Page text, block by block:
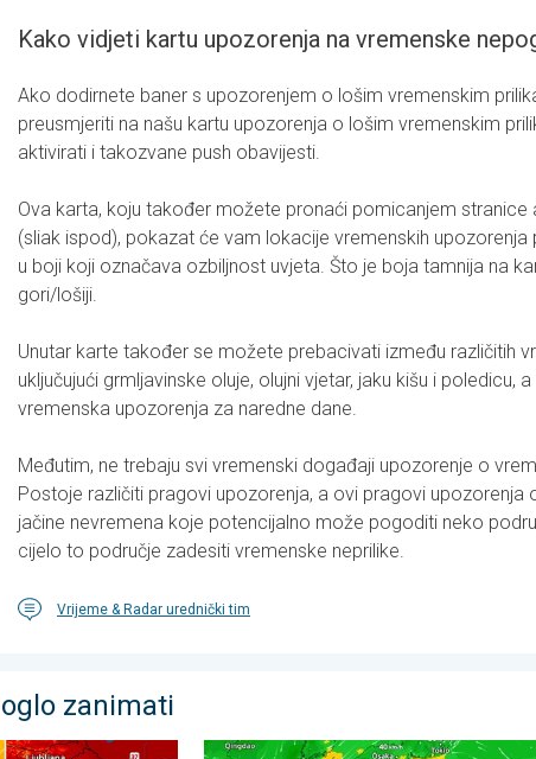
Kako vidjeti kartu upozorenja na vremenske
Ako dodirnete baner s upozorenjem o lošim vremenskim
preusmjeriti na našu kartu upozorenja o lošim vremenskim
aktivirati i takozvane push obavijesti.
Ova karta, koju također možete pronaći pomicanjem stranice
(sliak ispod), pokazat će vam lokacije vremenskih
u boji koji označava ozbiljnost uvjeta. Što je boja tamnija na
gori/lošiji.
Unutar karte također se možete prebacivati ​​između različitih
uključujući grmljavinske oluje, olujni vjetar, jaku kišu i poledicu,
vremenska upozorenja za naredne dane.
Međutim, ne trebaju svi vremenski događaji upozorenje o
Postoje različiti pragovi upozorenja, a ovi pragovi upozorenja
jačine nevremena koje potencijalno može pogoditi neko
cijelo to područje zadesiti vremenske neprilike.
Vrijeme & Radar urednički tim
zanimati
nižu. Temperatura mora 27°C. . . ponedjeljak, 3. august 2026.
Japan se priprema za tajfun Dolphin.